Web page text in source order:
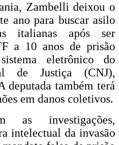
Zambelli deixou o
ano para buscar asilo
italianas após ser
a 10 anos de prisão
eletrônico do
de Justiça (CNJ),
deputada também terá
em danos coletivos.
as investigações,
intelectual da invasão